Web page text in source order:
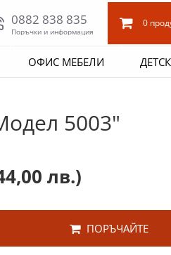
0882 838 835
Поръчки и информация
0
ОФИС МЕБЕЛИ
5003"
лв.)
ПОРЪЧАЙТЕ